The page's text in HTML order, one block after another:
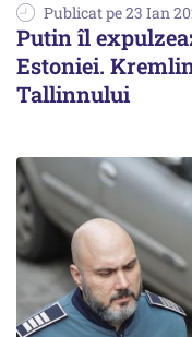
Publicat pe 23 Ian
Putin îl
Estoniei.
Tallinnului